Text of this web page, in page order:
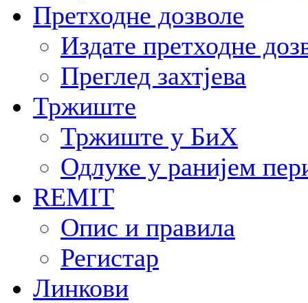
Претходне дозволе
Издате претходне
Преглед захтјева
Тржиште
Тржиште у БиХ
Одлуке у ранијем
REMIT
Опис и правила
Регистар
Линкови